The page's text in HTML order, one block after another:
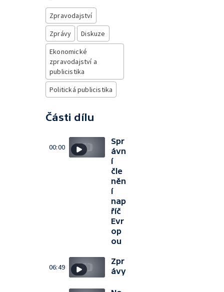
Zpravodajství
Zprávy
Diskuze
Ekonomické
zpravodajství a
publicistika
Politická publicistika
Části dílu
00:00
Spr
ávn
í
čle
něn
í
nap
říč
Evr
op
ou
06:49
Zpr
ávy